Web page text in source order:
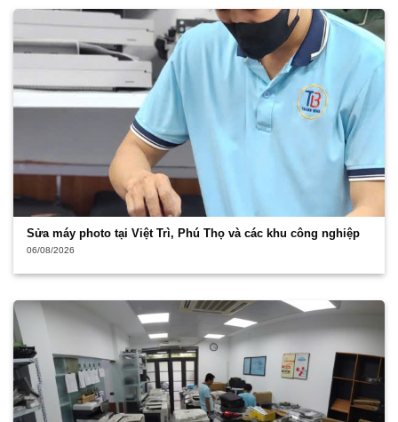
Sửa máy photo tại Việt Trì, Phú Thọ và các khu công nghiệp
06/08/2026